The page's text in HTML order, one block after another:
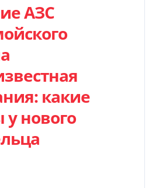
АЗС
какие
нового